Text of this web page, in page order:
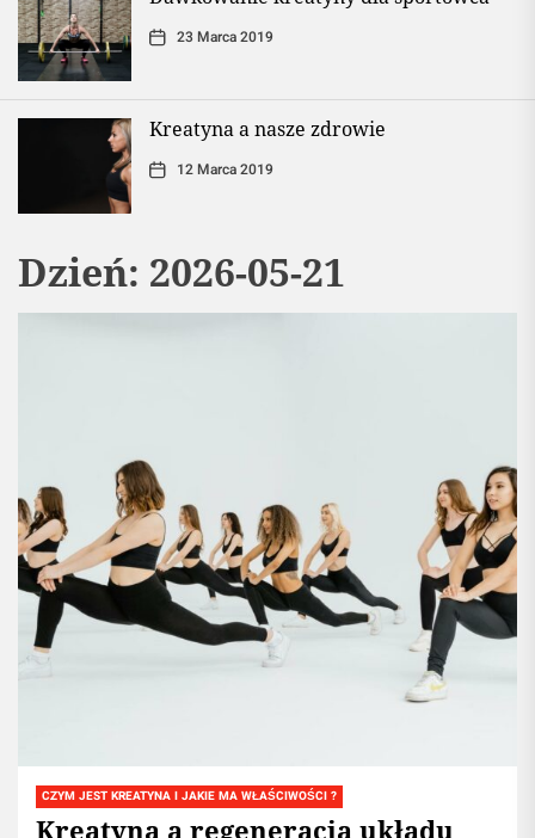
23 Marca 2019
Kreatyna a nasze zdrowie
12 Marca 2019
Dzień: 2026-05-21
CZYM JEST KREATYNA I JAKIE MA WŁAŚCIWOŚCI ?
Kreatyna a regeneracja układu